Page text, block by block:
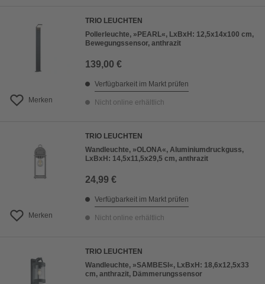
Merken
TRIO LEUCHTEN
Pollerleuchte, »PEARL«, LxBxH: 12,5x14x100 cm,
Bewegungssensor, anthrazit
139,00 €
Verfügbarkeit im Markt prüfen
Nicht online erhältlich
Merken
TRIO LEUCHTEN
Wandleuchte, »OLONA«, Aluminiumdruckguss,
LxBxH: 14,5x11,5x29,5 cm, anthrazit
24,99 €
Verfügbarkeit im Markt prüfen
Nicht online erhältlich
TRIO LEUCHTEN
Wandleuchte, »SAMBESI«, LxBxH: 18,6x12,5x33
cm, anthrazit, Dämmerungssensor